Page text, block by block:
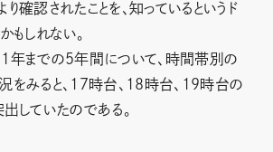
確認されたことを、知っているというド
もしれない。
までの5年間について、時間帯別の
をみると、17時台、18時台、19時台の
していたのである。